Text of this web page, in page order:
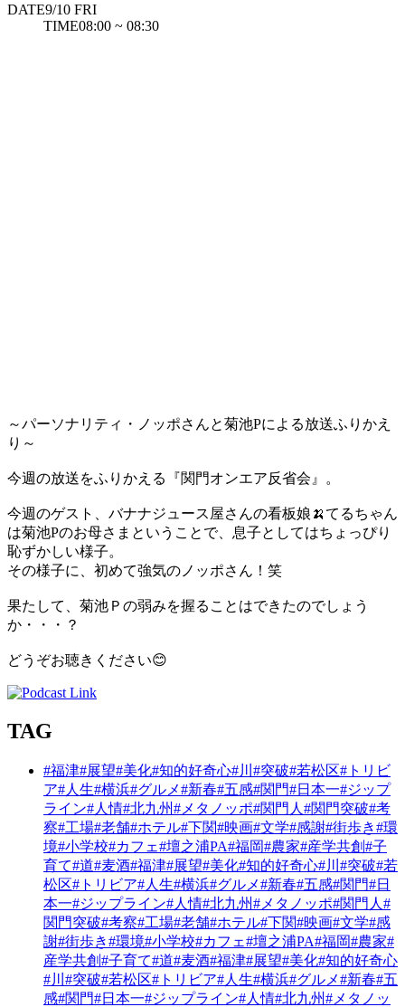
DATE9/10 FRI
TIME08:00 ~ 08:30
～パーソナリティ・ノッポさんと菊池Pによる放送ふりかえ
り～
今週の放送をふりかえる『関門オンエア反省会』。
今週のゲスト、バナナジュース屋さんの看板娘🍌てるちゃん
は菊池Pのお母さまということで、息子としてはちょっぴり
恥ずかしい様子。
その様子に、初めて強気のノッポさん！笑
果たして、菊池Ｐの弱みを握ることはできたのでしょう
か・・・？
どうぞお聴きください😊
TAG
#福津#展望#美化#知的好奇心#川 #突破#若松区#トリビ
ア#人生#横浜#グルメ#新春#五感#関門#日本一#ジップ
ライン#人情#北九州#メタノッポ#関門人 #関門突破#考
察#工場#老舗#ホテル#下関#映画#文学#感謝#街歩き#環
境#小学校#カフェ#壇之浦PA#福岡#農家#産学共創#子
育て#道#麦酒#福津#展望#美化#知的好奇心#川 #突破#若
松区#トリビア#人生#横浜#グルメ#新春#五感#関門#日
本一#ジップライン#人情#北九州#メタノッポ#関門人 #
関門突破#考察#工場#老舗#ホテル#下関#映画#文学#感
謝#街歩き#環境#小学校#カフェ#壇之浦PA#福岡#農家#
産学共創#子育て#道#麦酒#福津#展望#美化#知的好奇心
#川 #突破#若松区#トリビア#人生#横浜#グルメ#新春#五
感#関門#日本一#ジップライン#人情#北九州#メタノッ